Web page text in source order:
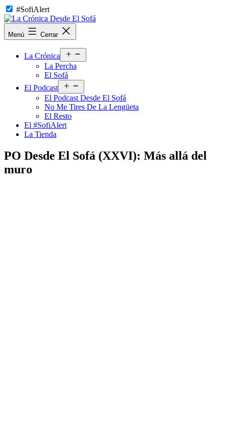
Saltar
al
contenido
#SofiAlert
La
Crónica
Menú Cerrar
La Crónica
el
La Percha
El Sofá
El Podcast
el
menú
El Podcast Desde El Sofá
No Me Tires De La Lengüeta
El Resto
El #SofiAlert
La Tienda
PO Desde El Sofá (XXVI): Más allá del
muro